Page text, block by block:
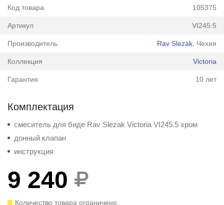
Код товара 105375
Артикул VI245.5
Производитель Rav Slezak , Чехия
Коллекция Victoria
Гарантия 10 лет
Комплектация
смеситель для биде Rav Slezak Victoria VI245.5 хром
донный клапан
инструкция
9 240
Количество товара ограничено